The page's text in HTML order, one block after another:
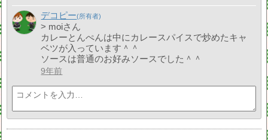
デコピー
> moiさん
カレーとんぺんは中にカレースパイスで炒めたキャ
ベツが入っています＾＾
ソースは普通のお好みソースでした＾＾
9年前